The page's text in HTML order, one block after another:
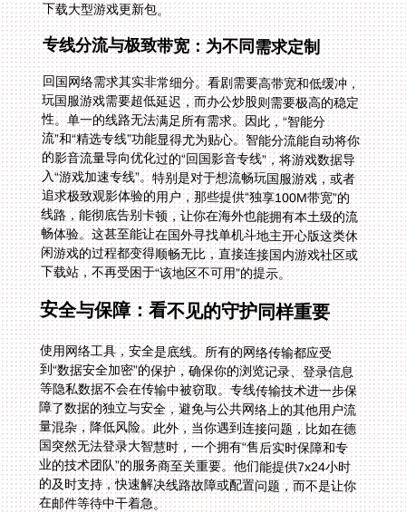
下载大型游戏更新包。
专线分流与极致带宽：为不同需求定制
回国网络需求其实非常细分。看剧需要高带宽和低缓冲，
玩国服游戏需要超低延迟，而办公炒股则需要极高的稳定
性。单一的线路无法满足所有需求。因此，“智能分
流”和“精选专线”功能显得尤为贴心。智能分流能自动将你
的影音流量导向优化过的“回国影音专线”，将游戏数据导
入“游戏加速专线”。特别是对于想流畅玩国服游戏，或者
追求极致观影体验的用户，那些提供“独享100M带宽”的
线路，能彻底告别卡顿，让你在海外也能拥有本土级的流
畅体验。这甚至能让在国外寻找单机斗地主开心版这类休
闲游戏的过程都变得顺畅无比，直接连接国内游戏社区或
下载站，不再受困于“该地区不可用”的提示。
安全与保障：看不见的守护同样重要
使用网络工具，安全是底线。所有的网络传输都应受
到“数据安全加密”的保护，确保你的浏览记录、登录信息
等隐私数据不会在传输中被窃取。专线传输技术进一步保
障了数据的独立与安全，避免与公共网络上的其他用户流
量混杂，降低风险。此外，当你遇到连接问题，比如在德
国突然无法登录大智慧时，一个拥有“售后实时保障和专
业的技术团队”的服务商至关重要。他们能提供7x24小时
的及时支持，快速解决线路故障或配置问题，而不是让你
在邮件等待中干着急。